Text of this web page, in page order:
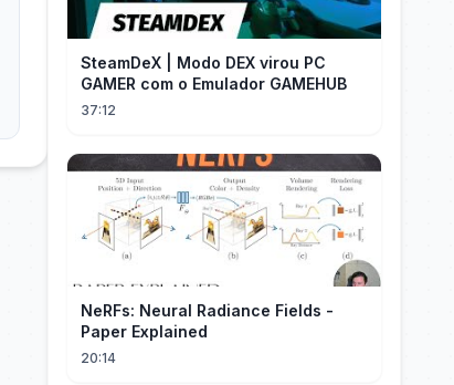
SteamDeX | Modo DEX virou PC
GAMER com o Emulador GAMEHUB
37:12
NeRFs: Neural Radiance Fields -
Paper Explained
20:14